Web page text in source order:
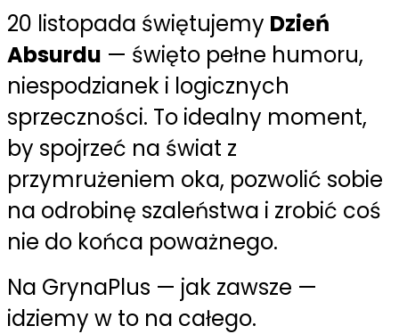
20 listopada świętujemy Dzień
Absurdu — święto pełne humoru,
niespodzianek i logicznych
sprzeczności. To idealny moment,
by spojrzeć na świat z
przymrużeniem oka, pozwolić sobie
na odrobinę szaleństwa i zrobić coś
nie do końca poważnego.
Na GrynaPlus — jak zawsze —
idziemy w to na całego.